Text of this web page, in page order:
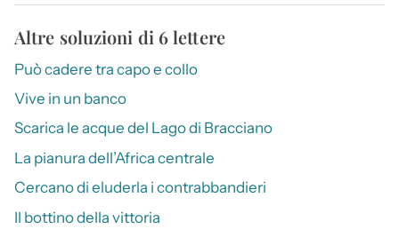
Altre soluzioni di 6 lettere
Può cadere tra capo e collo
Vive in un banco
Scarica le acque del Lago di Bracciano
La pianura dell’Africa centrale
Cercano di eluderla i contrabbandieri
Il bottino della vittoria